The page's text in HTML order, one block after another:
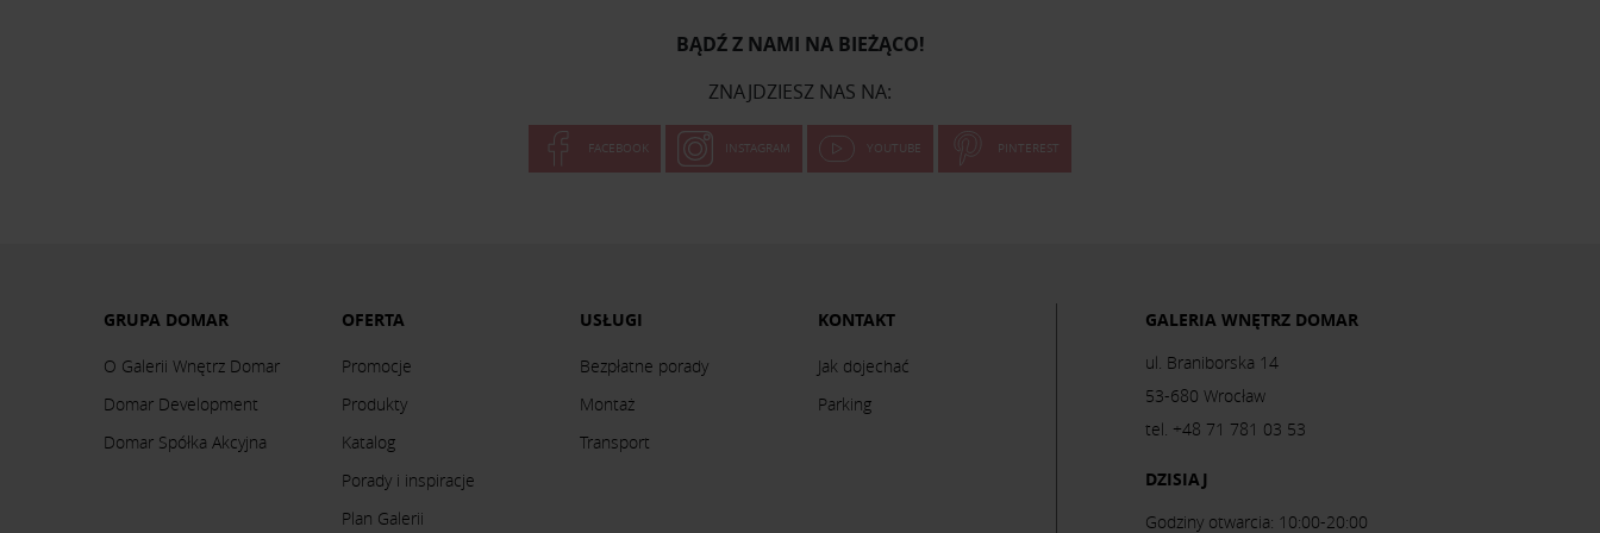
BĄDŹ Z NAMI NA BIEŻĄCO!
ZNAJDZIESZ NAS NA:
FACEBOOK INSTAGRAM YOUTUBE PINTEREST
GRUPA DOMAR
O Galerii Wnętrz Domar
Domar Development
Domar Spółka Akcyjna
OFERTA
Promocje
Produkty
Katalog
Porady i inspiracje
Plan Galerii
USŁUGI
Bezpłatne porady
Montaż
Transport
KONTAKT
Jak dojechać
Parking
GALERIA WNĘTRZ DOMAR
ul. Braniborska 14
53-680 Wrocław
tel. +48 71 781 03 53
DZISIAJ
Godziny otwarcia: 10:00-20:00